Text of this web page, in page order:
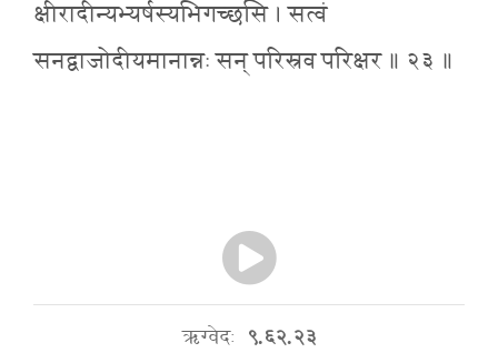
क्षीरादीन्यभ्यर्षस्यभिगच्छसि । सत्वं
सनद्वाजोदीयमानान्नः सन् परिस्रव परिक्षर ॥ २३ ॥
ऋग्वेदः ९.६२.२३